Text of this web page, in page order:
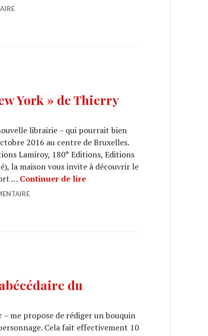
York » de Thierry
librairie – qui pourrait bien
2016 au centre de Bruxelles.
Lamiroy, 180° Editions, Editions
la maison vous invite à découvrir le
… Continuer de lireLIVRE : « Stromae est mort à
du
me propose de rédiger un bouquin
Cela fait effectivement 10